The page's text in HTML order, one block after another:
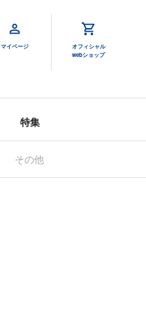
マイページ
オフィシャル
webショップ
特集
その他